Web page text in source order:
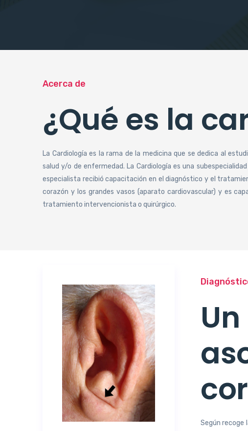
Acerca de
¿Qué es la
La Cardiología es la rama de la medicina que se dedica al
salud y/o de enfermedad. La Cardiología es una
especialista recibió capacitación en el diagnóstico y el
corazón y los grandes vasos (aparato cardiovascular) y es
tratamiento intervencionista o quirúrgico.
Según recoge